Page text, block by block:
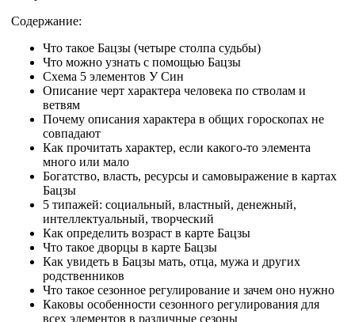
Содержание:
Что такое Бацзы (четыре столпа судьбы)
Что можно узнать с помощью Бацзы
Cхема 5 элементов У Син
Описание черт характера человека по стволам и
ветвям
Почему описания характера в общих гороскопах не
совпадают
Как прочитать характер, если какого-то элемента
много или мало
Богатство, власть, ресурсы и самовыражение в картах
Бацзы
5 типажей: социальный, властный, денежный,
интеллектуальный, творческий
Как определить возраст в карте Бацзы
Что такое дворцы в карте Бацзы
Как увидеть в Бацзы мать, отца, мужа и других
родственников
Что такое сезонное регулирование и зачем оно нужно
Каковы особенности сезонного регулирования для
всех элементов в различные сезоны